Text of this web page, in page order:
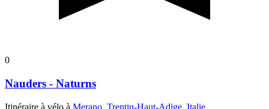
0
Nauders - Naturns
Itinéraire à vélo à Merano, Trentin-Haut-Adige, Italie